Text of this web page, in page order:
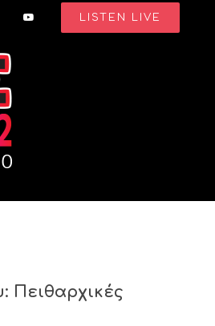
LISTEN LIVE
Πειθαρχικές